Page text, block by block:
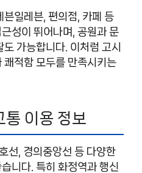
븐일레븐, 편의점, 카페 등
성이 뛰어나며, 공원과 문
가능합니다. 이처럼 고시
쾌적함 모두를 만족시키는
통 이용 정보
선, 경의중앙선 등 다양한
니다. 특히 화정역과 행신